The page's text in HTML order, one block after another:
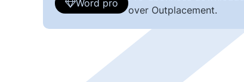
Word pro
over Outplacement.